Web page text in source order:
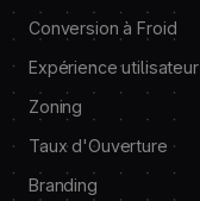
Conversion à Froid
Expérience utilisateur
Zoning
Taux d'Ouverture
Branding